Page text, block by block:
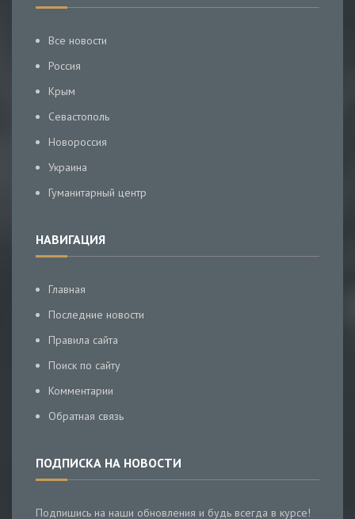
Все новости
Россия
Крым
Севастополь
Новороссия
Украина
Гуманитарный центр
НАВИГАЦИЯ
Главная
Последние новости
Правила сайта
Поиск по сайту
Комментарии
Обратная связь
ПОДПИСКА НА НОВОСТИ
Подпишись на наши обновления и будь всегда в курсе!